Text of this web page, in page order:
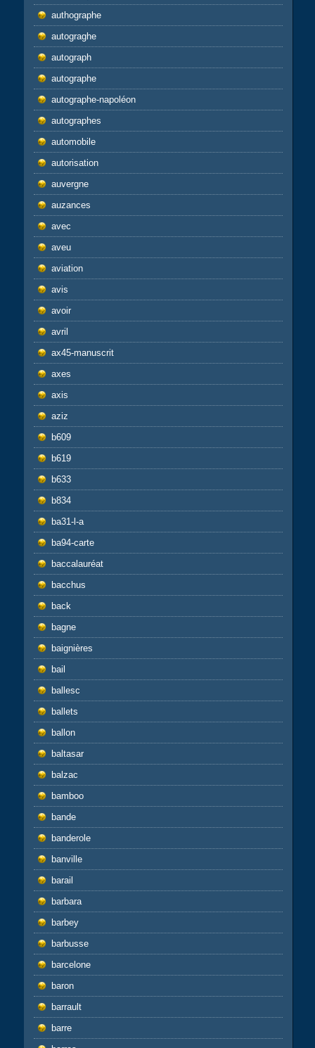
authographe
autograghe
autograph
autographe
autographe-napoléon
autographes
automobile
autorisation
auvergne
auzances
avec
aveu
aviation
avis
avoir
avril
ax45-manuscrit
axes
axis
aziz
b609
b619
b633
b834
ba31-l-a
ba94-carte
baccalauréat
bacchus
back
bagne
baignières
bail
ballesc
ballets
ballon
baltasar
balzac
bamboo
bande
banderole
banville
barail
barbara
barbey
barbusse
barcelone
baron
barrault
barre